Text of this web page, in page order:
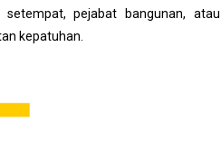
pejabat bangunan, atau
kepatuhan.